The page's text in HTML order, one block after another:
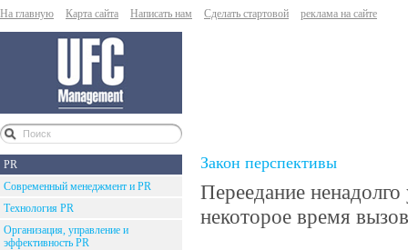
На главную Карта сайта Написать нам Сделать стартовой реклама на сайте
PR
Современный менеджмент и PR
Технология PR
Организация, управление и
эффективность PR
Закон перспективы
Переедание
некоторое время